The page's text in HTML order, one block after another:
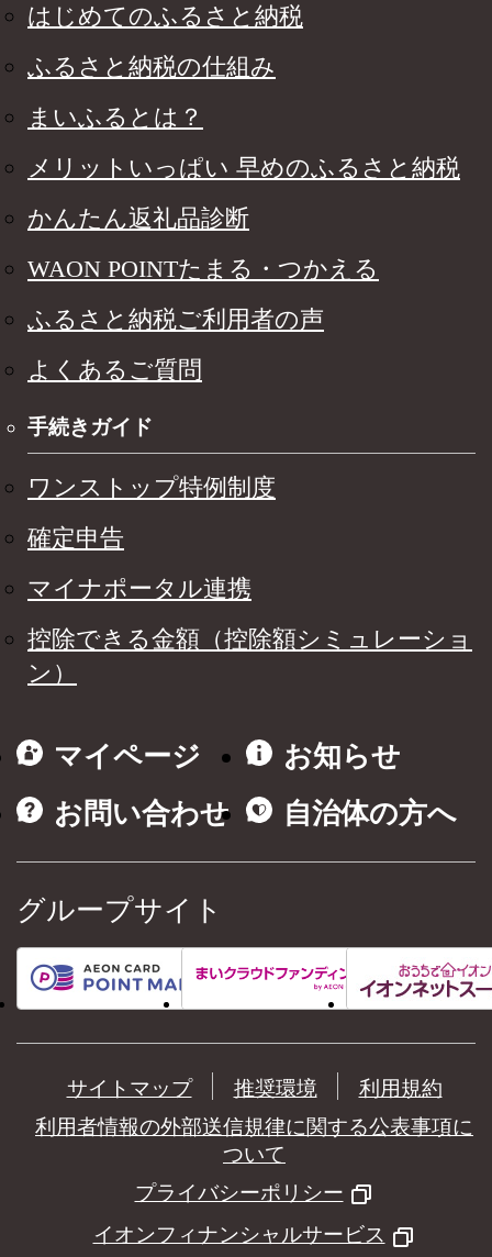
はじめてのふるさと納税
ふるさと納税の仕組み
まいふるとは？
メリットいっぱい 早めのふるさと納税
かんたん返礼品診断
WAON POINTたまる・つかえる
ふるさと納税ご利用者の声
よくあるご質問
手続きガイド
ワンストップ特例制度
確定申告
マイナポータル連携
控除できる金額（控除額シミュレーショ
ン）
マイページ
お知らせ
お問い合わせ
自治体の方へ
グループサイト
サイトマップ 推奨環境
利用規約
利用者情報の外部送信規律に関する公表事項に
ついて
プライバシーポリシー
イオンフィナンシャルサービス